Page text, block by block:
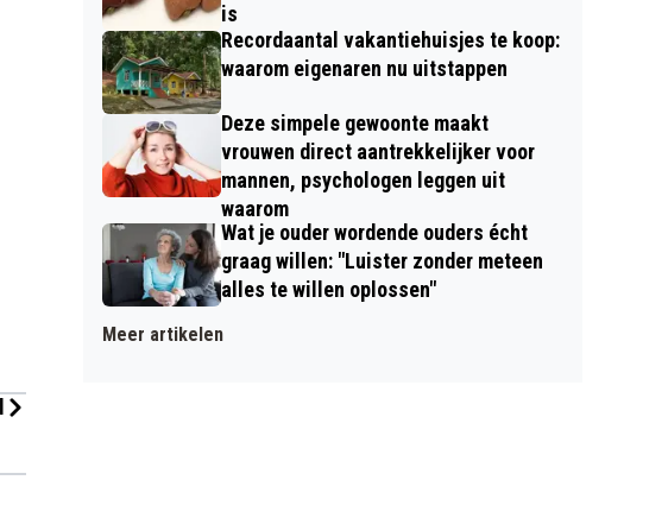
is
Recordaantal vakantiehuisjes te koop:
waarom eigenaren nu uitstappen
Deze simpele gewoonte maakt
vrouwen direct aantrekkelijker voor
mannen, psychologen leggen uit
waarom
Wat je ouder wordende ouders écht
graag willen: "Luister zonder meteen
alles te willen oplossen"
Meer artikelen